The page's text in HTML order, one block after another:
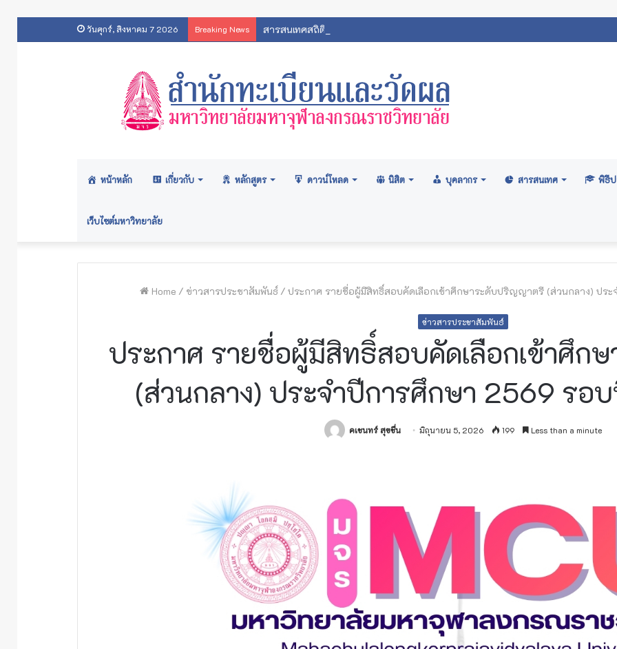
วันศุกร์, สิงหาคม 7 2026 Breaking News สารสนเทศสถิตินิสิตมหาวิทยาลัยมหาจุฬาลงกรณราชวิทยาลัย 2569
หน้าหลัก เกี่ยวกับ หลักสูตร ดาวน์โหลด นิสิต บุคลากร สารสนเทศ พิธี
เว็บไซต์มหาวิทยาลัย
Home / ข่าวสารประชาสัมพันธ์ / ประกาศ รายชื่อผู้มีสิทธิ์สอบคัดเลือกเข้าศึกษาระดับปริญญาตรี (ส่วนกลาง) ปร
ข่าวสารประชาสัมพันธ์
ประกาศ รายชื่อผู้มีสิทธิ์สอบคัดเลือกเข้าศึ
(ส่วนกลาง) ประจำปีการศึกษา 2569 รอ
คเชนทร์ สุขชื่น มิถุนายน 5, 2026 199 Less than a minute